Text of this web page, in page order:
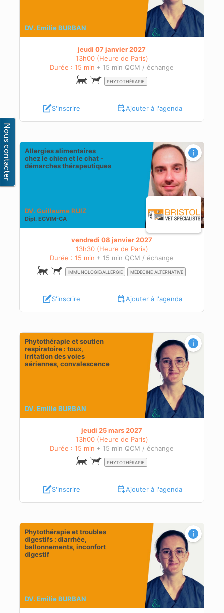
DV. Emilie BURBAN
jeudi 07 janvier 2027
13h00 (Heure de Paris)
Durée : 15 min + 15 min QCM / échange
PHYTOTHÉRAPIE
S'inscrire Ajouter à l'agenda
Allergies alimentaires
chez le chien et le chat -
démarches thérapeutiques
DV. Guillaume RUIZ
Dipl. ECVIM-CA
vendredi 08 janvier 2027
13h30 (Heure de Paris)
Durée : 15 min + 15 min QCM / échange
IMMUNOLOGIE/ALLERGIE MÉDECINE ALTERNATIVE
S'inscrire Ajouter à l'agenda
Phytothérapie et soutien
respiratoire : toux,
irritation des voies
aériennes, convalescence
DV. Emilie BURBAN
jeudi 25 mars 2027
13h00 (Heure de Paris)
Durée : 15 min + 15 min QCM / échange
PHYTOTHÉRAPIE
S'inscrire Ajouter à l'agenda
Phytothérapie et troubles
digestifs : diarrhée,
ballonnements, inconfort
digestif
DV. Emilie BURBAN